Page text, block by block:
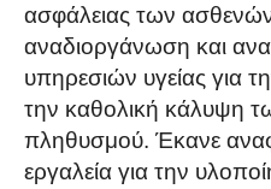
ασφάλειας των
αναδιοργάνωση και
υπηρεσιών υγείας για
την καθολική κάλυψη
πληθυσμού. Έκανε
εργαλεία για την